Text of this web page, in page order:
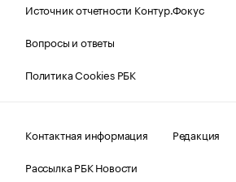
Источник отчетности Контур.Фокус
Вопросы и ответы
Политика Cookies РБК
Контактная информация
Редакция
Рассылка РБК Новости